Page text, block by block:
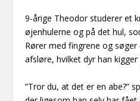
9-årige Theodor studerer et
øjenhulerne og på det hul,
Rører med fingrene og
afsløre, hvilket dyr han kigger
”Tror du, at det er en abe?”